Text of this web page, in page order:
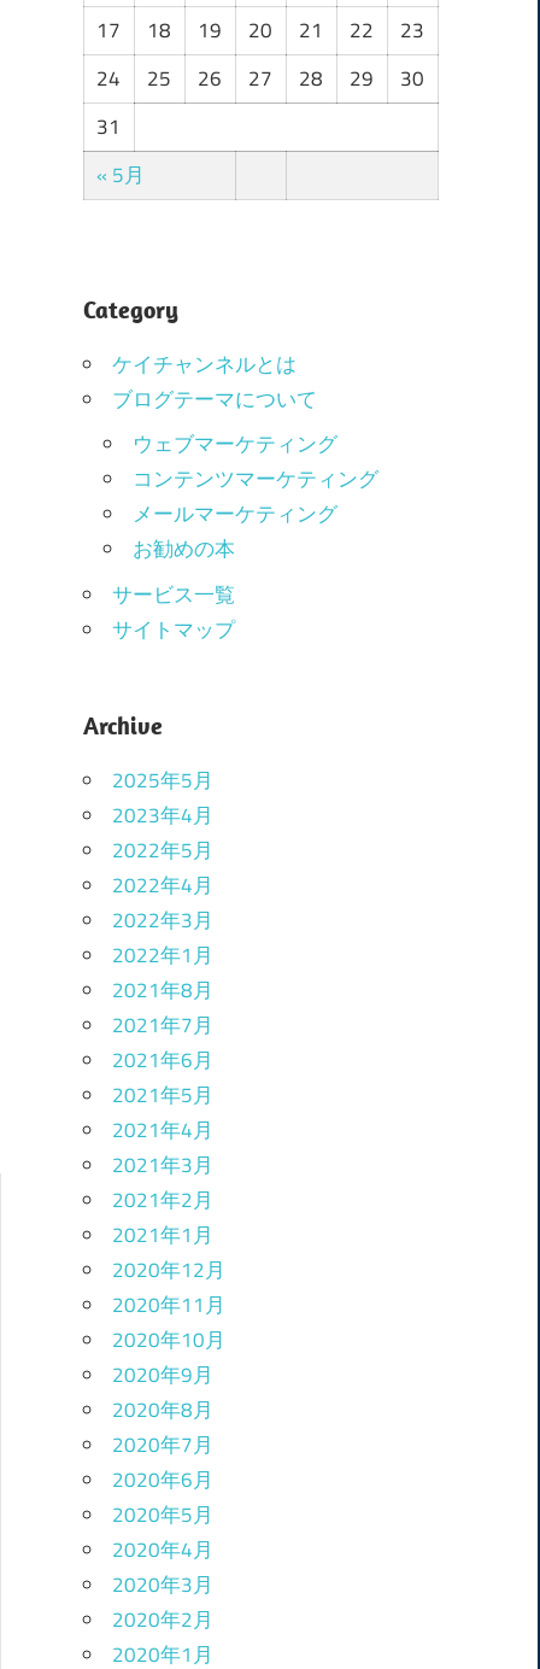
« 5月
17
18 19 20 21 22
23
24
25 26 27 28 29
30
31
Category
ケイチャンネルとは
ブログテーマについて
ウェブマーケティング
コンテンツマーケティング
メールマーケティング
お勧めの本
サービス一覧
サイトマップ
Archive
2025年5月
2023年4月
2022年5月
2022年4月
2022年3月
2022年1月
2021年8月
2021年7月
2021年6月
2021年5月
2021年4月
2021年3月
2021年2月
2021年1月
2020年12月
2020年11月
2020年10月
2020年9月
2020年8月
2020年7月
2020年6月
2020年5月
2020年4月
2020年3月
2020年2月
2020年1月